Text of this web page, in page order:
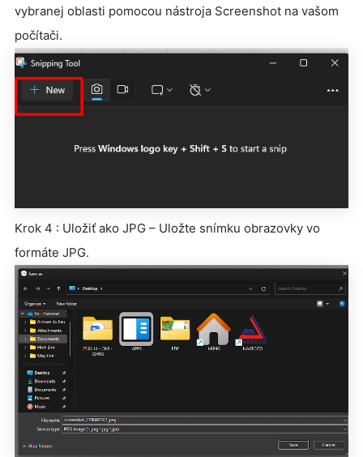
vybranej oblasti pomocou nástroja Screenshot na vašom
počítači.
Krok 4 : Uložiť ako JPG – Uložte snímku obrazovky vo
formáte JPG.